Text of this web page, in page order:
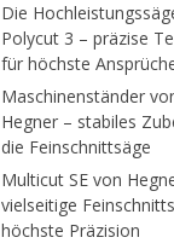
Die
Polycut 3 – präzise
für höchste
Maschinenständer
Hegner – stabiles
die Feinschnittsäge
Multicut SE von
vielseitige
höchste Präzision